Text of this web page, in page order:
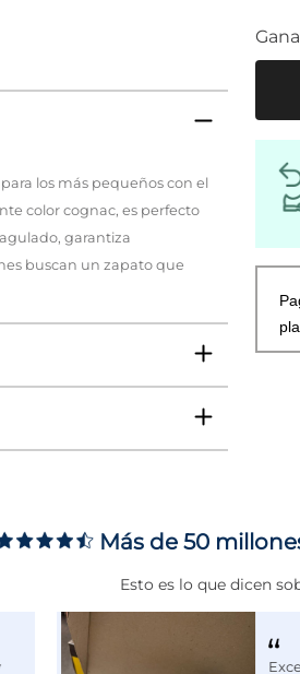
los más pequeños con el
color cognac, es perfecto
garantiza
buscan un zapato que
Más de 50
Esto es lo que dicen